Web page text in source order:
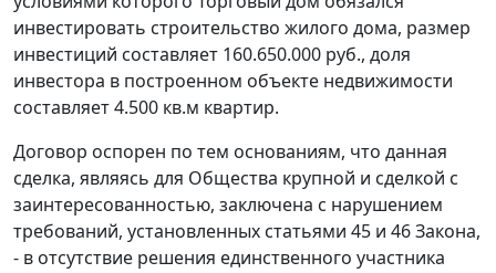
инвестировать строительство жилого дома, размер
инвестиций составляет 160.650.000 руб., доля
инвестора в построенном объекте недвижимости
составляет 4.500 кв.м квартир.
Договор оспорен по тем основаниям, что данная
сделка, являясь для Общества крупной и сделкой с
заинтересованностью, заключена с нарушением
требований, установленных статьями 45 и 46Закона,
- в отсутствие решения единственного участника